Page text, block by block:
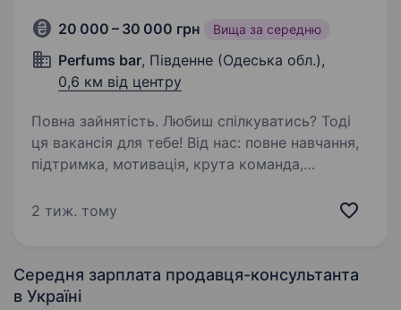
20 000 – 30 000 грн Вища за середню
Perfums bar, Південне (Одеська обл.),
0,6 км від центру
Повна зайнятість. Любиш спілкуватись? Тоді
ця вакансія для тебе! Від нас: повне навчання,
підтримка, мотивація, крута команда,
парфумерія! Від тебе: бажання навчатись,
2 тиж. тому
Середня зарплата продавця-консультанта
в Україні